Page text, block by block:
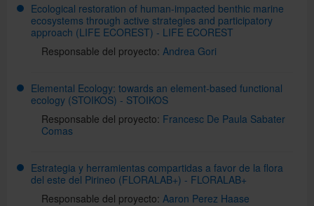
Ecological restoration of human-impacted benthic marine
ecosystems through active strategies and participatory
approach (LIFE ECOREST) - LIFE ECOREST
Responsable del proyecto: Andrea Gori
Elemental Ecology: towards an element-based functional
ecology (STOIKOS) - STOIKOS
Responsable del proyecto: Francesc De Paula Sabater
Comas
Estrategia y herramientas compartidas a favor de la flora
del este del Pirineo (FLORALAB+) - FLORALAB+
Responsable del proyecto: Aaron Perez Haase